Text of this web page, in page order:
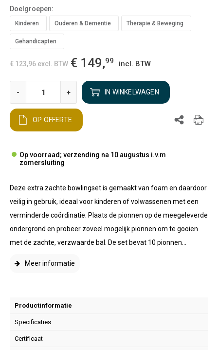
Doelgroepen:
Kinderen Ouderen & Dementie Therapie & Beweging
Gehandicapten
€ 123,96 excl. BTW € 149,99 incl. BTW
- + IN WINKELWAGEN
OP OFFERTE
Op voorraad; verzending na 10 augustus i.v.m
zomersluiting
Deze extra zachte bowlingset is gemaakt van foam en daardoor
veilig in gebruik, ideaal voor kinderen of volwassenen met een
verminderde coördinatie. Plaats de pionnen op de meegeleverde
ondergrond en probeer zoveel mogelijk pionnen om te gooien
met de zachte, verzwaarde bal. De set bevat 10 pionnen...
Meer informatie
Productinformatie
Specificaties
Certificaat